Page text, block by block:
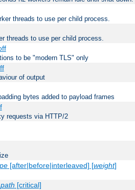
threads to use per child process.
threads to use per child process.
to be "modern TLS" only
of output
bytes added to payload frames
requests via HTTP/2
[after|before|interleaved] [weight]
path [critical]